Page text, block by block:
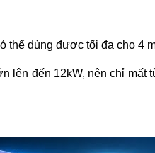
thể dùng được tối đa cho 4
lên đến 12kW, nên chỉ